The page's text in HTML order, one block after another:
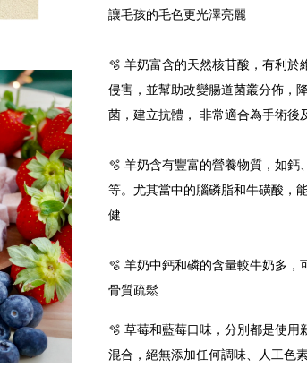
讓毛孩的毛色更光澤亮麗
🫧 羊奶富含的天然核苷酸，有利於
侵害，並幫助改變腸道菌叢分佈，
菌，建立抗體， 非常適合為手術後
🫧 羊奶含有豐富的營養物質，如鈣
等。尤其當中的腦磷脂和牛磺酸，
健
🫧 羊奶中鈣和磷的含量較牛奶多
骨質疏鬆
🫧 草莓和藍莓口味，分別都是使用
混合，絕無添加任何調味、人工色